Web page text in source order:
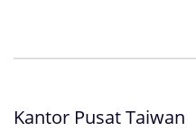
Kantor Pusat Taiwan